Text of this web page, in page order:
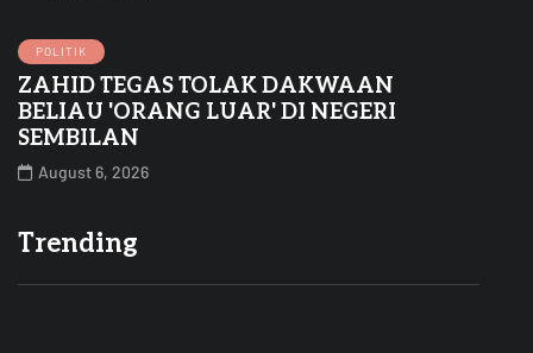
POLITIK
ZAHID TEGAS TOLAK DAKWAAN
BELIAU 'ORANG LUAR' DI NEGERI
SEMBILAN
August 6, 2026
Trending